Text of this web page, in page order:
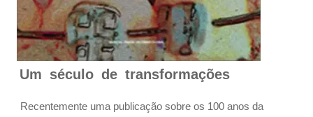
Um século de transformações
Recentemente uma publicação sobre os 100 anos da